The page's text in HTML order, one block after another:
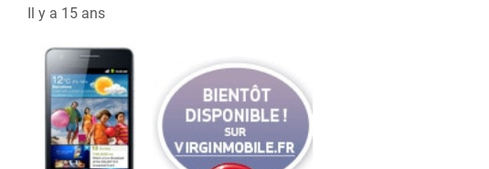
Il y a 15 ans